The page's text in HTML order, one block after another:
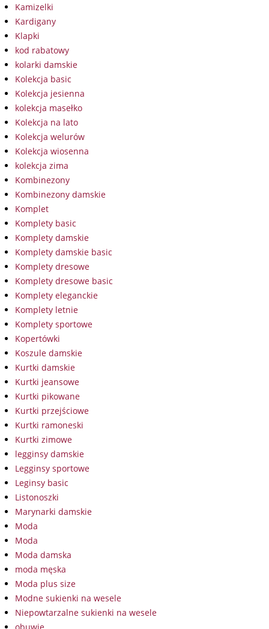
Kamizelki
Kardigany
Klapki
kod rabatowy
kolarki damskie
Kolekcja basic
Kolekcja jesienna
kolekcja masełko
Kolekcja na lato
Kolekcja welurów
Kolekcja wiosenna
kolekcja zima
Kombinezony
Kombinezony damskie
Komplet
Komplety basic
Komplety damskie
Komplety damskie basic
Komplety dresowe
Komplety dresowe basic
Komplety eleganckie
Komplety letnie
Komplety sportowe
Kopertówki
Koszule damskie
Kurtki damskie
Kurtki jeansowe
Kurtki pikowane
Kurtki przejściowe
Kurtki ramoneski
Kurtki zimowe
legginsy damskie
Legginsy sportowe
Leginsy basic
Listonoszki
Marynarki damskie
Moda
Moda
Moda damska
moda męska
Moda plus size
Modne sukienki na wesele
Niepowtarzalne sukienki na wesele